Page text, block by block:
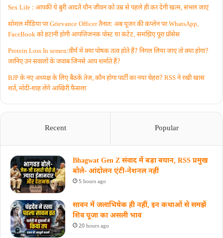
Sex Life : आपकी ये बुरी आदतें याैन जीवन को उम्र से पहले ही कर देंगी खत्म, संभल जाएं
सोशल मीडिया पर Grievance Officer तैनात: अब यूजर की कंप्लेन पर WhatsApp‚
FaceBook को हटानी होगी आपत्तिजनक पोस्ट या कंटेंट‚ समझिए पूरा प्रॉसेस
Protein Loss In semen:वीर्य में क्या पोषक तत्व होते हैं? निगल लिया जाए तो क्या होगा?
जानिए उन सवालों के जवाब जिनसे आप शर्माते हैं?
BJP के नए अध्यक्ष के लिए बैठकें तेज, कौन होगा पार्टी का नया चेहरा? RSS ने रखी खास
शर्त, मोदी-शाह लेंगे आखिरी फैसला
Recent Popular
Bhagwat Gen Z संवाद में बड़ा बयान, RSS प्रमुख
बोले- आंदोलन एंटी-नेशनल नहीं
5 hours ago
सावन में जलाभिषेक ही नहीं, इन कथाओं से समझें
शिव पूजा का असली भाव
20 hours ago